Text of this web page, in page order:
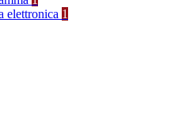
elettronica 1